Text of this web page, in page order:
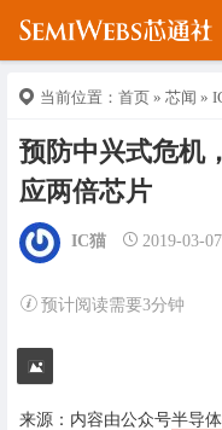
当前位置： 首页 » 芯闻 »
预防中兴式危机
应两倍芯片
IC猫 2019-03-07
预计阅读需要3分钟
来源：内容由公众号半导体